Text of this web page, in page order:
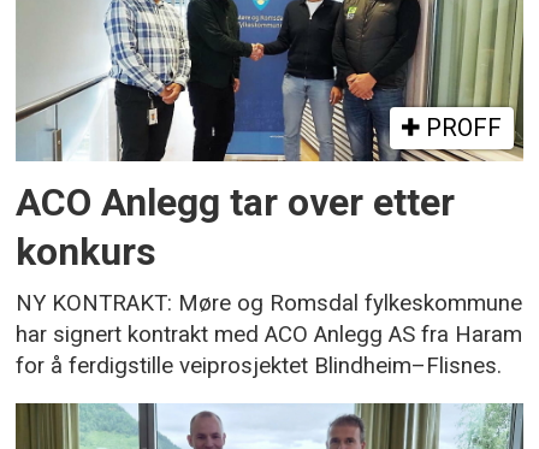
PROFF
ACO Anlegg tar over etter
konkurs
NY KONTRAKT: Møre og Romsdal fylkeskommune
har signert kontrakt med ACO Anlegg AS fra Haram
for å ferdigstille veiprosjektet Blindheim–Flisnes.